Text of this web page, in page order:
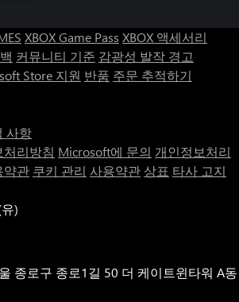
XBOX Game Pass XBOX 액세서리
커뮤니티 기준 감광성 발작 경고
Store 지원 반품 주문 추적하기
사항
리방침 Microsoft에 문의 개인정보처리
약관 쿠키 관리 사용약관 상표 타사 고지
)
종로구 종로1길 50 더 케이트윈타워 A동